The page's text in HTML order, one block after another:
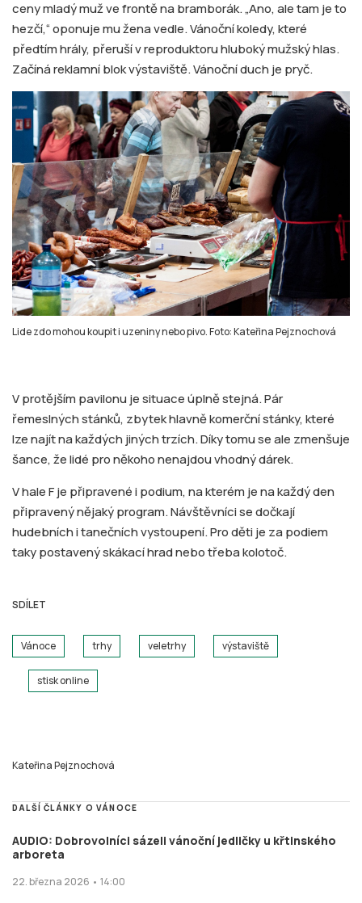
ceny mladý muž ve frontě na bramborák. „Ano, ale tam je to
hezčí,“ oponuje mu žena vedle. Vánoční koledy, které
předtím hrály, přeruší v reproduktoru hluboký mužský hlas.
Začíná reklamní blok výstaviště. Vánoční duch je pryč.
Lide zdo mohou koupit i uzeniny nebo pivo. Foto: Kateřina Pejznochová
V protějším pavilonu je situace úplně stejná. Pár
řemeslných stánků, zbytek hlavně komerční stánky, které
lze najít na každých jiných trzích. Díky tomu se ale zmenšuje
šance, že lidé pro někoho nenajdou vhodný dárek.
V hale F je připravené i podium, na kterém je na každý den
připravený nějaký program. Návštěvníci se dočkají
hudebních i tanečních vystoupení. Pro děti je za podiem
taky postavený skákací hrad nebo třeba kolotoč.
SDÍLET
Vánoce trhy veletrhy výstaviště
stisk online
Kateřina Pejznochová
DALŠÍ ČLÁNKY O VÁNOCE
AUDIO: Dobrovolníci sázeli vánoční jedličky u křtinského
arboreta
22. března 2026 • 14:00